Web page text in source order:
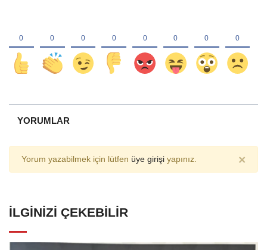
YORUMLAR
Yorum yazabilmek için lütfen üye girişi yapınız. ×
İLGINIZI ÇEKEBILIR